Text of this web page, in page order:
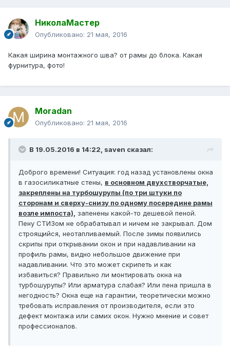
НиколаМастер
Опубликовано: 21 мая, 2016
Какая ширина монтажного шва? от рамы до блока. Какая
фурнитура, фото!
Moradan
Опубликовано: 21 мая, 2016
В 19.05.2016 в 14:22, saven сказал:
Доброго времени! Ситуация: год назад установлены окна
в газосиликатные стены, в основном двухстворчатые,
закреплены на турбошурупы (по три штуки по
сторонам и сверху-снизу по одному посередине рамы
возле импоста), запенены какой-то дешевой пеной.
Пену СТИЗом не обрабатывал и ничем не закрывал. Дом
строящийся, неотапливаемый. После зимы появились
скрипы при открывании окон и при надавливании на
профиль рамы, видно небольшое движение при
надавливании. Что это может скрипеть и как
избавиться? Правильно ли монтировать окна на
турбошурупы? Или арматура слабая? Или пена пришла в
негодность? Окна еще на гарантии, теоретически можно
требовать исправления от производителя, если это
дефект монтажа или самих окон. Нужно мнение и совет
профессионалов.